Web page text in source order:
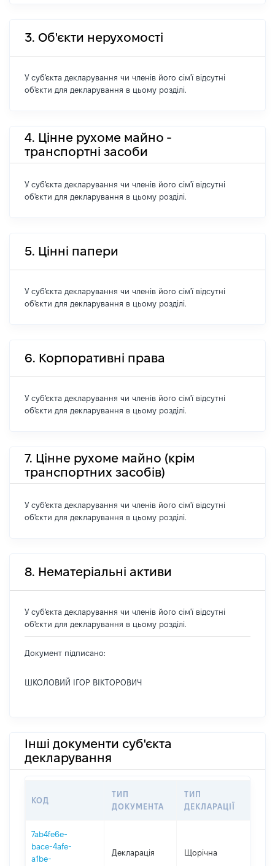
3. Об'єкти нерухомості
У суб'єкта декларування чи членів його сім'ї відсутні
об'єкти для декларування в цьому розділі.
4. Цінне рухоме майно -
транспортні засоби
У суб'єкта декларування чи членів його сім'ї відсутні
об'єкти для декларування в цьому розділі.
5. Цінні папери
У суб'єкта декларування чи членів його сім'ї відсутні
об'єкти для декларування в цьому розділі.
6. Корпоративні права
У суб'єкта декларування чи членів його сім'ї відсутні
об'єкти для декларування в цьому розділі.
7. Цінне рухоме майно (крім
транспортних засобів)
У суб'єкта декларування чи членів його сім'ї відсутні
об'єкти для декларування в цьому розділі.
8. Нематеріальні активи
У суб'єкта декларування чи членів його сім'ї відсутні
об'єкти для декларування в цьому розділі.
Документ підписано:
ШКОЛОВИЙ ІГОР ВІКТОРОВИЧ
Інші документи суб'єкта
декларування
КОД
ТИП
ДОКУМЕНТА
ТИП
ДЕКЛАРАЦІЇ
7ab4fe6e-
bace-4afe-
a1be-
Декларація Щорічна